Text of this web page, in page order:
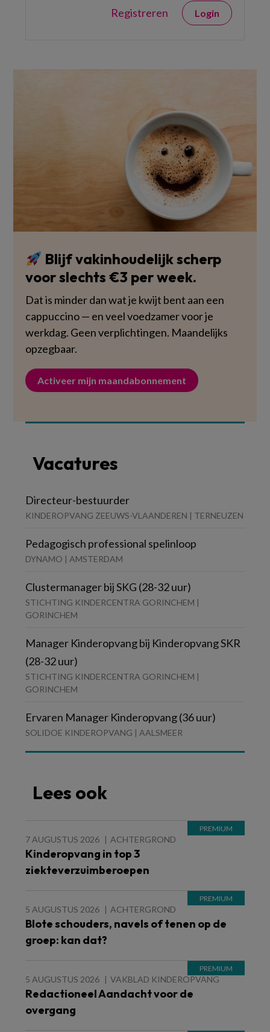
Registreren Login
Blijf vakinhoudelijk scherp
voor slechts €3 per week.
Dat is minder dan wat je kwijt bent aan een
cappuccino — en veel voedzamer voor je
werkdag. Geen verplichtingen. Maandelijks
opzegbaar.
Activeer mijn maandabonnement
Vacatures
Directeur-bestuurder
KINDEROPVANG ZEEUWS-VLAANDEREN | TERNEUZEN
Pedagogisch professional spelinloop
DYNAMO | AMSTERDAM
Clustermanager bij SKG (28-32 uur)
STICHTING KINDERCENTRA GORINCHEM |
GORINCHEM
Manager Kinderopvang bij Kinderopvang SKR
(28-32 uur)
STICHTING KINDERCENTRA GORINCHEM |
GORINCHEM
Ervaren Manager Kinderopvang (36 uur)
SOLIDOE KINDEROPVANG | AALSMEER
Lees ook
7 AUGUSTUS 2026 ACHTERGROND
Kinderopvang in top 3
ziekteverzuimberoepen
5 AUGUSTUS 2026 ACHTERGROND
Blote schouders, navels of tenen op de
groep: kan dat?
5 AUGUSTUS 2026 VAKBLAD KINDEROPVANG
Redactioneel Aandacht voor de
overgang